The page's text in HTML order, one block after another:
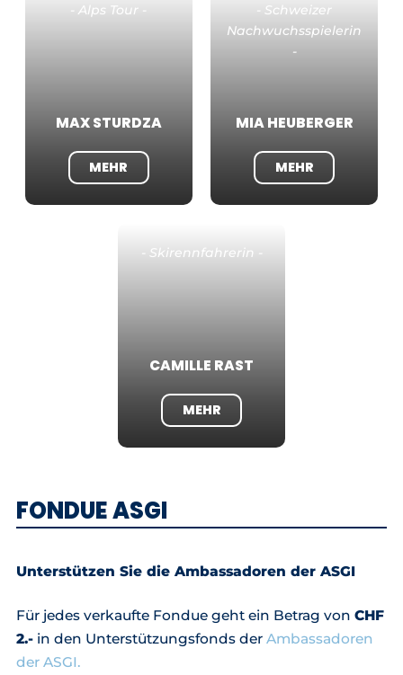
- Alps Tour -
MAX STURDZA
MEHR
- Schweizer
Nachwuchsspielerin
-
MIA HEUBERGER
MEHR
- Skirennfahrerin -
CAMILLE RAST
MEHR
FONDUE ASGI
Unterstützen Sie die Ambassadoren der ASGI
Für jedes verkaufte Fondue geht ein Betrag von CHF
2.-in den Unterstützungsfonds der Ambassadoren
der ASGI.